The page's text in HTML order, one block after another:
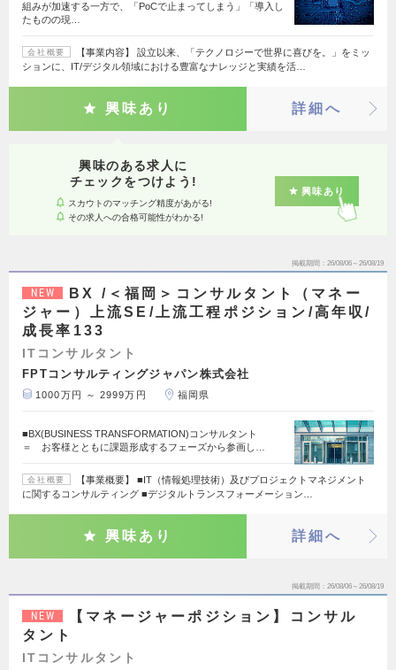
組みが加速する一方で、「PoCで止まってしまう」「導入し
たものの現…
会社概要
【事業内容】 設立以来、「テクノロジーで世界に喜びを。」をミッ
ションに、IT/デジタル領域における豊富なナレッジと実績を活…
興味あり 詳細へ
興味のある求人に
チェックをつけよう!
スカウトのマッチング精度があがる!
その求人への合格可能性がわかる!
興味あり
掲載期間 26/08/06～26/08/19
NEW
BX /＜福岡＞コンサルタント（マネー
ジャー）上流SE/上流工程ポジション/高年収/
成長率133
ITコンサルタント
FPTコンサルティングジャパン株式会社
1000万円 ～ 2999万円 福岡県
■BX(BUSINESS TRANSFORMATION)コンサルタント
＝ お客様とともに課題形成するフェーズから参画し…
会社概要
【事業概要】 ■IT（情報処理技術）及びプロジェクトマネジメント
に関するコンサルティング ■デジタルトランスフォーメーション…
興味あり 詳細へ
掲載期間 26/08/06～26/08/19
NEW
【マネージャーポジション】コンサル
タント
ITコンサルタント